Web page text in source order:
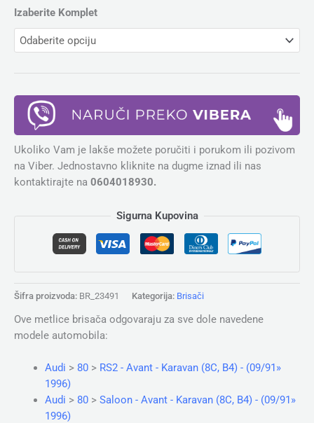
Izaberite Komplet
Ukoliko Vam je lakše možete poručiti i porukom ili pozivom
na Viber. Jednostavno kliknite na dugme iznad ili nas
kontaktirajte na 0604018930.
Sigurna Kupovina
Šifra proizvoda: BR_23491 Kategorija: Brisači
Ove metlice brisača odgovaraju za sve dole navedene
modele automobila:
Audi > 80> RS2 - Avant - Karavan (8C, B4) - (09/91»
1996)
Audi > 80> Saloon - Avant - Karavan (8C, B4) - (09/91»
1996)